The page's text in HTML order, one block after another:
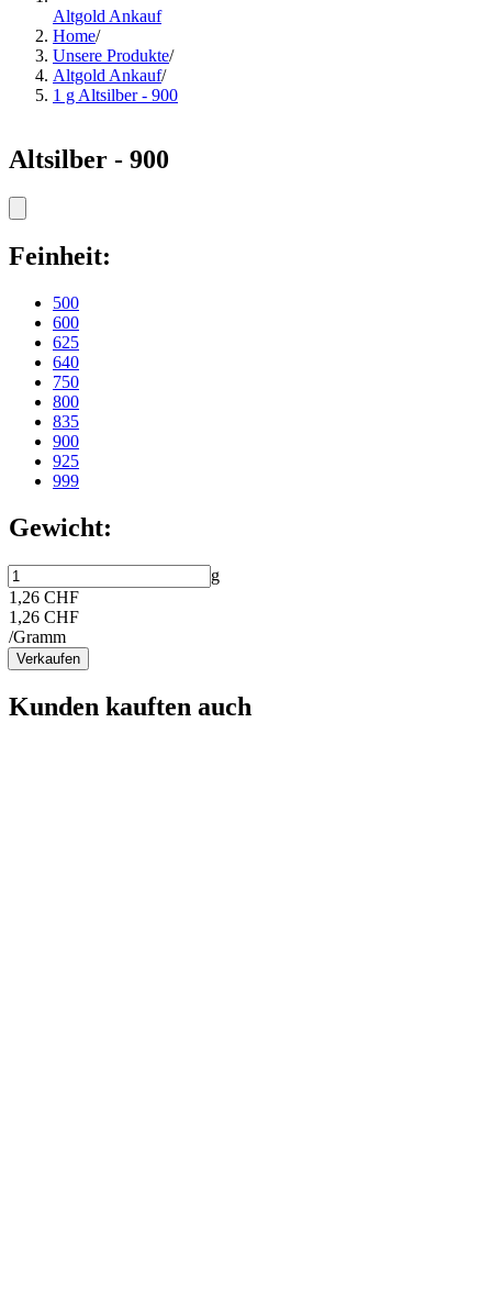
Altgold Ankauf
Home/
Unsere Produkte/
Altgold Ankauf/
1 g Altsilber - 900
Altsilber - 900
Feinheit:
500
600
625
640
750
800
835
900
925
999
Gewicht:
g
1,26 CHF
1,26 CHF
/Gramm
Verkaufen
Kunden kauften auch